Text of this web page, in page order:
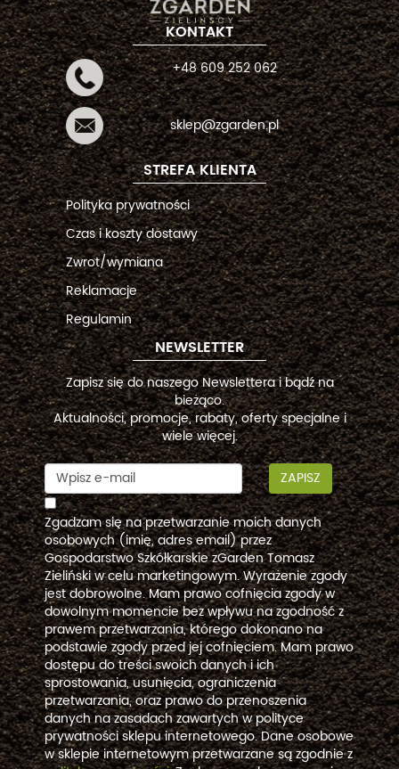
KONTAKT
+48 609 252 062
sklep@zgarden.pl
STREFA KLIENTA
Polityka prywatności
Czas i koszty dostawy
Zwrot/wymiana
Reklamacje
Regulamin
NEWSLETTER
Zapisz się do naszego Newslettera i bądź na
bieżąco.
Aktualności, promocje, rabaty, oferty specjalne i
wiele więcej.
ZAPISZ
Zgadzam się na przetwarzanie moich danych
osobowych (imię, adres email) przez
Gospodarstwo Szkółkarskie zGarden Tomasz
Zieliński w celu marketingowym. Wyrażenie zgody
jest dobrowolne. Mam prawo cofnięcia zgody w
dowolnym momencie bez wpływu na zgodność z
prawem przetwarzania, którego dokonano na
podstawie zgody przed jej cofnięciem. Mam prawo
dostępu do treści swoich danych i ich
sprostowania, usunięcia, ograniczenia
przetwarzania, oraz prawo do przenoszenia
danych na zasadach zawartych w polityce
prywatności sklepu internetowego. Dane osobowe
w sklepie internetowym przetwarzane są zgodnie z